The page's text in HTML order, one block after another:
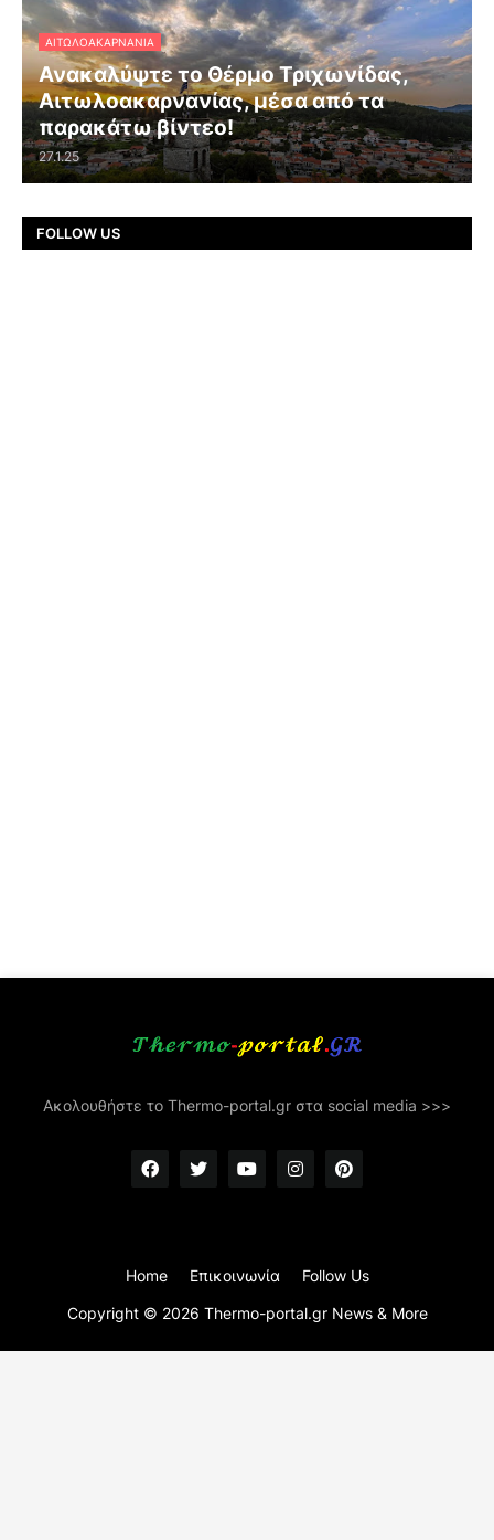
ΑΙΤΩΛΟΑΚΑΡΝΑΝΊΑ
Ανακαλύψτε το Θέρμο Τριχωνίδας,
Αιτωλοακαρνανίας, μέσα από τα
παρακάτω βίντεο!
27.1.25
FOLLOW US
Ακολουθήστε το Thermo-portal.gr στα social media >>>
Copyright © 2026 Thermo-portal.gr News & More
Home Επικοινωνία Follow Us